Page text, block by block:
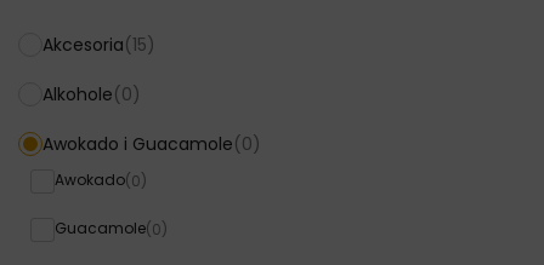
Akcesoria(15)
Alkohole(0)
Awokado i Guacamole(0)
Awokado(0)
Guacamole(0)